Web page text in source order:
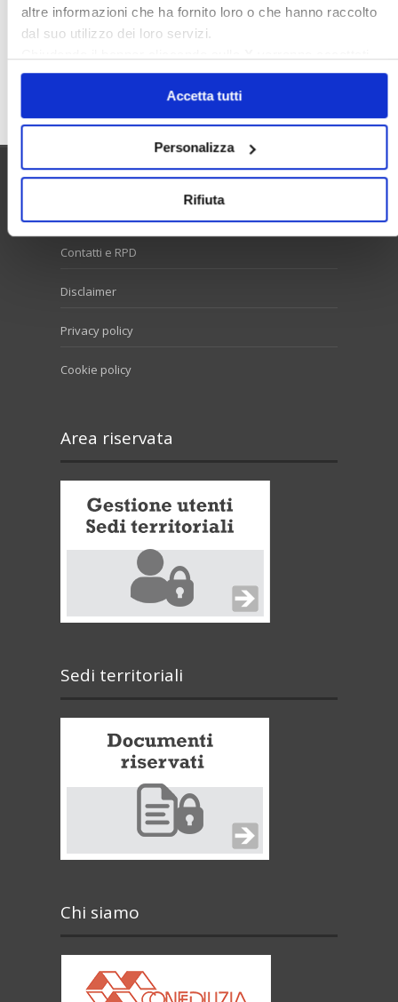
altre informazioni che ha fornito loro o che hanno raccolto
dal suo utilizzo dei loro servizi.
solo i cookie necessari.
Accetta tutti
Personalizza
Rifiuta
Valore Case
Contatti e RPD
Disclaimer
Privacy policy
Cookie policy
Area riservata
Sedi territoriali
Chi siamo